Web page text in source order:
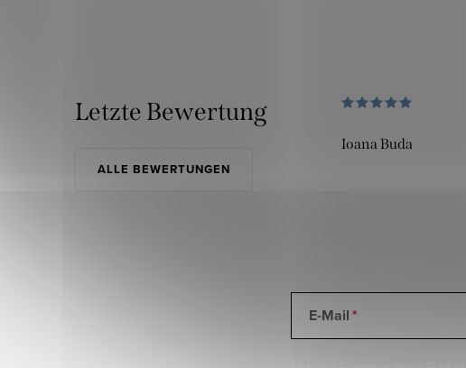
Letzte Bewertung
ALLE BEWERTUNGEN
Ioana Buda
E-Mail